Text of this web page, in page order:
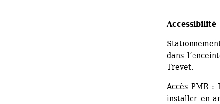
Accessibilité
dans
Trevet.
Accès PMR :
installer en